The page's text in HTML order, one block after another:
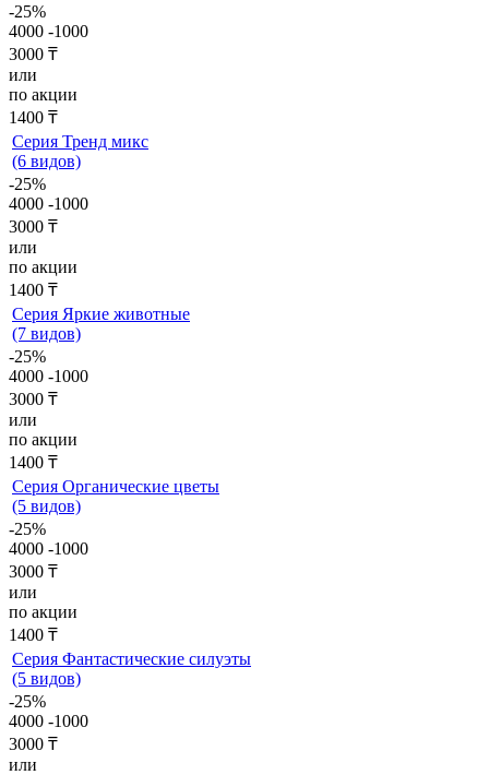
-25%
4000 -1000
3000 ₸
или
по акции
1400 ₸
Серия Тренд микс
(6 видов)
-25%
4000 -1000
3000 ₸
или
по акции
1400 ₸
Серия Яркие животные
(7 видов)
-25%
4000 -1000
3000 ₸
или
по акции
1400 ₸
Серия Органические цветы
(5 видов)
-25%
4000 -1000
3000 ₸
или
по акции
1400 ₸
Серия Фантастические силуэты
(5 видов)
-25%
4000 -1000
3000 ₸
или